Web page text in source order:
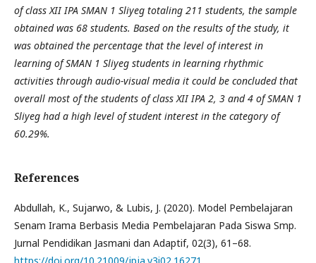
of class XII IPA SMAN 1 Sliyeg totaling 211 students, the sample
obtained was 68 students. Based on the results of the study, it
was obtained the percentage that the level of interest in
learning of SMAN 1 Sliyeg students in learning rhythmic
activities through audio-visual media it could be concluded that
overall most of the students of class XII IPA 2, 3 and 4 of SMAN 1
Sliyeg had a high level of student interest in the category of
60.29%.
References
Abdullah, K., Sujarwo, & Lubis, J. (2020). Model Pembelajaran
Senam Irama Berbasis Media Pembelajaran Pada Siswa Smp.
Jurnal Pendidikan Jasmani dan Adaptif, 02(3), 61–68.
https://doi.org/10.21009/jpja.v3i02.16271